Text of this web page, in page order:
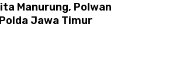
Manurung, Polwan
Jawa Timur